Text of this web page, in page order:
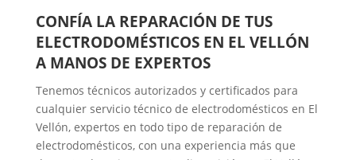
CONFÍA LA REPARACIÓN DE TUS
ELECTRODOMÉSTICOS EN EL VELLÓN
A MANOS DE EXPERTOS
Tenemos técnicos autorizados y certificados para
cualquier servicio técnico de electrodomésticos en El
Vellón, expertos en todo tipo de reparación de
electrodomésticos, con una experiencia más que